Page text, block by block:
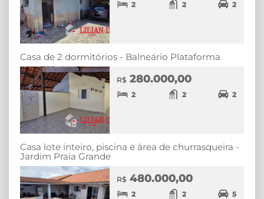
2 2 2
Casa de 2 dormitórios - Balneário Plataforma
R$ 280.000,00
2 2 2
Casa lote inteiro, piscina e área de churrasqueira -
Jardim Praia Grande
R$ 480.000,00
2 2 5